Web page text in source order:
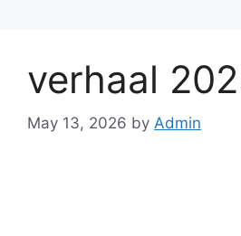
verhaal
May 13, 2026 by Admin